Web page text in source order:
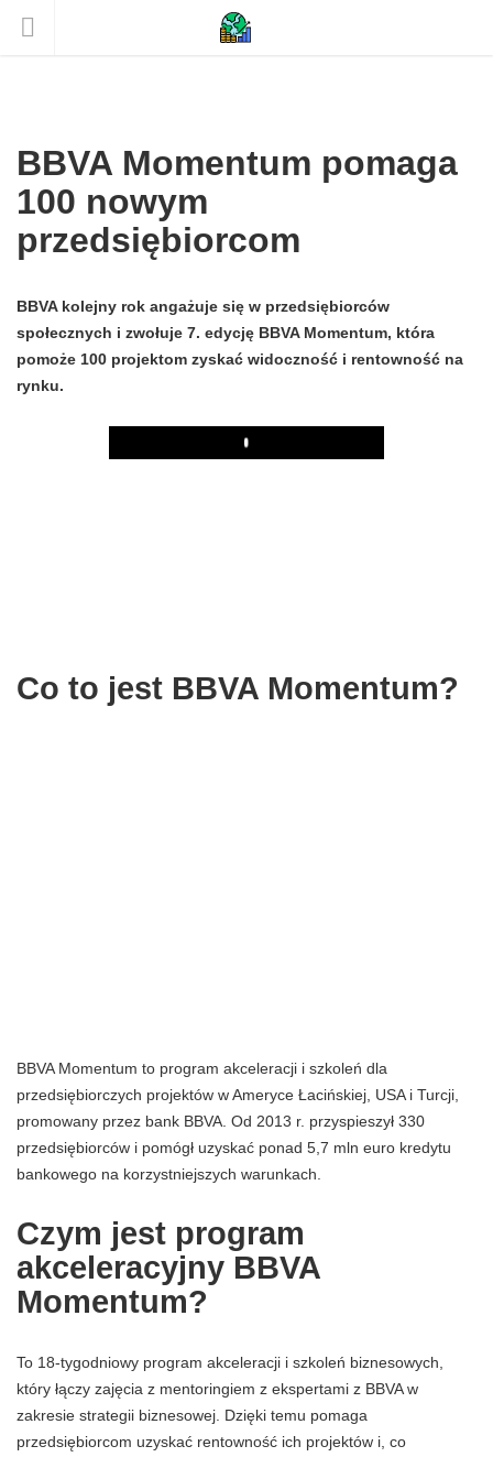
BBVA Momentum pomaga
100 nowym
przedsiębiorcom
BBVA kolejny rok angażuje się w przedsiębiorców
społecznych i zwołuje 7. edycję BBVA Momentum, która
pomoże 100 projektom zyskać widoczność i rentowność na
rynku.
Play
Co to jest BBVA Momentum?
BBVA Momentum to program akceleracji i szkoleń dla
przedsiębiorczych projektów w Ameryce Łacińskiej, USA i Turcji,
promowany przez bank BBVA. Od 2013 r. przyspieszył 330
przedsiębiorców i pomógł uzyskać ponad 5,7 mln euro kredytu
bankowego na korzystniejszych warunkach.
Czym jest program
akceleracyjny BBVA
Momentum?
To 18-tygodniowy program akceleracji i szkoleń biznesowych,
który łączy zajęcia z mentoringiem z ekspertami z BBVA w
zakresie strategii biznesowej. Dzięki temu pomaga
przedsiębiorcom uzyskać rentowność ich projektów i, co